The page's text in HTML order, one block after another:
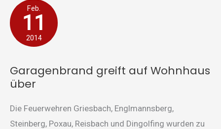
Feb.
11
2014
Garagenbrand greift auf Wohnhaus
über
Die Feuerwehren Griesbach, Englmannsberg,
Steinberg, Poxau, Reisbach und Dingolfing wurden zu
Garagenbrand
greift
auf
über